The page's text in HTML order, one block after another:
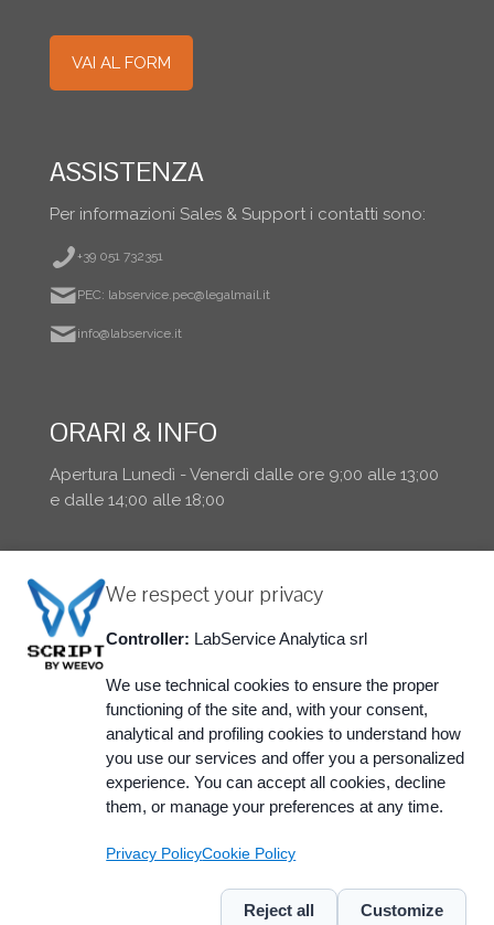
VAI AL FORM
ASSISTENZA
Per informazioni Sales & Support i contatti sono:
+39 051 732351
PEC: labservice.pec@legalmail.it
info@labservice.it
ORARI & INFO
Apertura Lunedì - Venerdì dalle ore 9;00 alle 13;00
e dalle 14;00 alle 18;00
@ 2015 LabService Analytica srl - via Emilia 51/c -
40011 Anzola Emilia (BO)
REA-BO: 290812 Trib. BO n° 39837
Organizzativo Aziendale| Politica della Qualità
We respect your privacy
Controller: LabService Analytica srl
We use technical cookies to ensure the proper
functioning of the site and, with your consent,
analytical and profiling cookies to understand how
you use our services and offer you a personalized
experience. You can accept all cookies, decline
them, or manage your preferences at any time.
Privacy PolicyCookie Policy
Reject all Customize